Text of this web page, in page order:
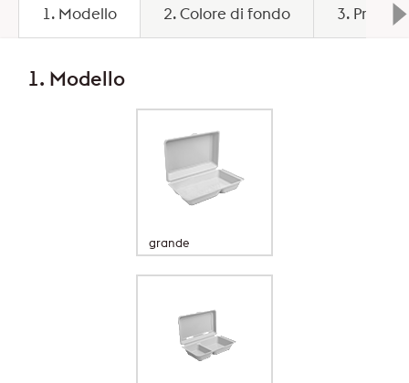
1. Modello 2. Colore di fondo 3. Prezzo
1. Modello
grande